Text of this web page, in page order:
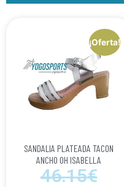
¡Oferta!
SANDALIA PLATEADA TACON
ANCHO OH ISABELLA
46.15€